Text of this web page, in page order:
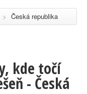
> Česká republika
kde točí
- Česká